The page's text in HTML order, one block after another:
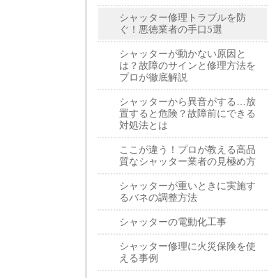
シャッター修理トラブルを防
ぐ！悪徳業者の手口5選
シャッターが動かない原因と
は？故障のサインと修理方法を
プロが徹底解説
シャッターから異音がする…放
置すると危険？故障前にできる
対処法とは
ここが違う！プロが教える高品
質なシャッター業者の見極め方
シャッターが重いときに実施す
るバネの調整方法
シャッターの電動化工事
シャッター修理に火災保険を使
える事例